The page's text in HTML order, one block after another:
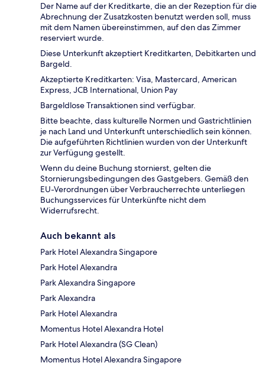
Der Name auf der Kreditkarte, die an der Rezeption für die
Abrechnung der Zusatzkosten benutzt werden soll, muss
mit dem Namen übereinstimmen, auf den das Zimmer
reserviert wurde.
Diese Unterkunft akzeptiert Kreditkarten, Debitkarten und
Bargeld.
Akzeptierte Kreditkarten: Visa, Mastercard, American
Express, JCB International, Union Pay
Bargeldlose Transaktionen sind verfügbar.
Bitte beachte, dass kulturelle Normen und Gastrichtlinien
je nach Land und Unterkunft unterschiedlich sein können.
Die aufgeführten Richtlinien wurden von der Unterkunft
zur Verfügung gestellt.
Wenn du deine Buchung stornierst, gelten die
Stornierungsbedingungen des Gastgebers. Gemäß den
EU-Verordnungen über Verbraucherrechte unterliegen
Buchungsservices für Unterkünfte nicht dem
Widerrufsrecht.
Auch bekannt als
Park Hotel Alexandra Singapore
Park Hotel Alexandra
Park Alexandra Singapore
Park Alexandra
Park Hotel Alexandra
Momentus Hotel Alexandra Hotel
Park Hotel Alexandra (SG Clean)
Momentus Hotel Alexandra Singapore